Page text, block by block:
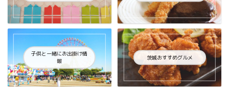
子供と一緒にお出掛け情
報
茨城おすすめグルメ